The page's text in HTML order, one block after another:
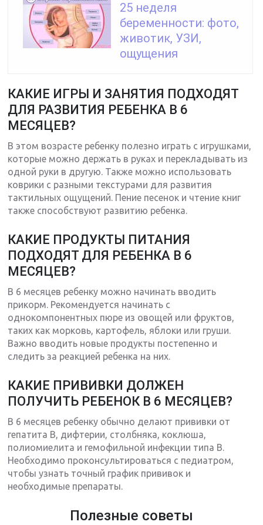
25 неделя
беременности: фото,
животик, УЗИ,
ощущения
КАКИЕ ИГРЫ И ЗАНЯТИЯ ПОДХОДЯТ
ДЛЯ РАЗВИТИЯ РЕБЕНКА В 6
МЕСЯЦЕВ?
В этом возрасте ребенку полезно играть с игрушками,
которые можно держать в руках и перекладывать из
одной руки в другую. Также можно использовать
коврики с разными текстурами для развития
тактильных ощущений. Пение песенок и чтение книг
также способствуют развитию ребенка.
КАКИЕ ПРОДУКТЫ ПИТАНИЯ
ПОДХОДЯТ ДЛЯ РЕБЕНКА В 6
МЕСЯЦЕВ?
В 6 месяцев ребенку можно начинать вводить
прикорм. Рекомендуется начинать с
однокомпонентных пюре из овощей или фруктов,
таких как морковь, картофель, яблоки или груши.
Важно вводить новые продукты постепенно и
следить за реакцией ребенка на них.
КАКИЕ ПРИВИВКИ ДОЛЖЕН
ПОЛУЧИТЬ РЕБЕНОК В 6 МЕСЯЦЕВ?
В 6 месяцев ребенку обычно делают прививки от
гепатита В, дифтерии, столбняка, коклюша,
полиомиелита и гемофильной инфекции типа В.
Необходимо проконсультироваться с педиатром,
чтобы узнать точный график прививок и
необходимые препараты.
Полезные советы